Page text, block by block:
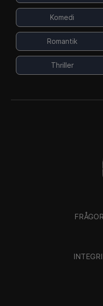
Komedi
Romantik
Thriller